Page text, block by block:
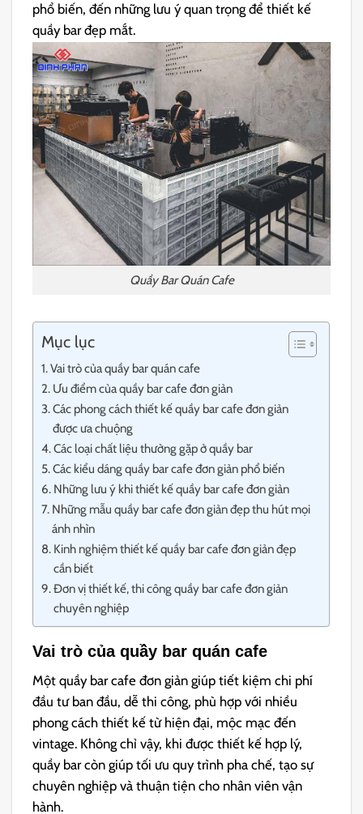
phổ biến, đến những lưu ý quan trọng để thiết kế
quầy bar đẹp mắt.
Quầy Bar Quán Cafe
Mục lục
Vai trò của quầy bar quán cafe
Ưu điểm của quầy bar cafe đơn giản
Các phong cách thiết kế quầy bar cafe đơn giản
được ưa chuộng
Các loại chất liệu thường gặp ở quầy bar
Các kiểu dáng quầy bar cafe đơn giản phổ biến
Những lưu ý khi thiết kế quầy bar cafe đơn giản
Những mẫu quầy bar cafe đơn giản đẹp thu hút mọi
ánh nhìn
Kinh nghiệm thiết kế quầy bar cafe đơn giản đẹp
cần biết
Đơn vị thiết kế, thi công quầy bar cafe đơn giản
chuyên nghiệp
Vai trò của quầy bar quán cafe
Một quầy bar cafe đơn giản giúp tiết kiệm chi phí
đầu tư ban đầu, dễ thi công, phù hợp với nhiều
phong cách thiết kế từ hiện đại, mộc mạc đến
vintage. Không chỉ vậy, khi được thiết kế hợp lý,
quầy bar còn giúp tối ưu quy trình pha chế, tạo sự
chuyên nghiệp và thuận tiện cho nhân viên vận
hành.